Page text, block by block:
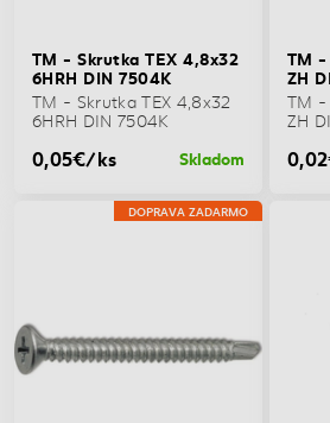
TM - Skrutka TEX 4,8x32
6HRH DIN 7504K
TM - Skrutka TEX 4,8x32
6HRH DIN 7504K
0,05€/ks Skladom
TM -
ZH
TM -
ZH
DOPRAVA ZADARMO